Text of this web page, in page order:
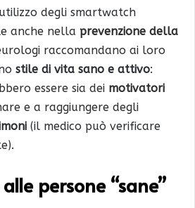
degli smartwatch
anche nella prevenzione della
raccomandano ai loro
stile di vita sano e attivo:
essere sia dei motivatori
e a raggiungere degli
(il medico può verificare
alle persone “sane”